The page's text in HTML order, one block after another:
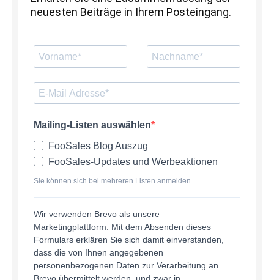
neuesten Beiträge in Ihrem Posteingang.
Mailing-Listen auswählen
FooSales Blog Auszug
FooSales-Updates und Werbeaktionen
Sie können sich bei mehreren Listen anmelden.
Wir verwenden Brevo als unsere
Marketingplattform. Mit dem Absenden dieses
Formulars erklären Sie sich damit einverstanden,
dass die von Ihnen angegebenen
personenbezogenen Daten zur Verarbeitung an
Brevo übermittelt werden, und zwar in